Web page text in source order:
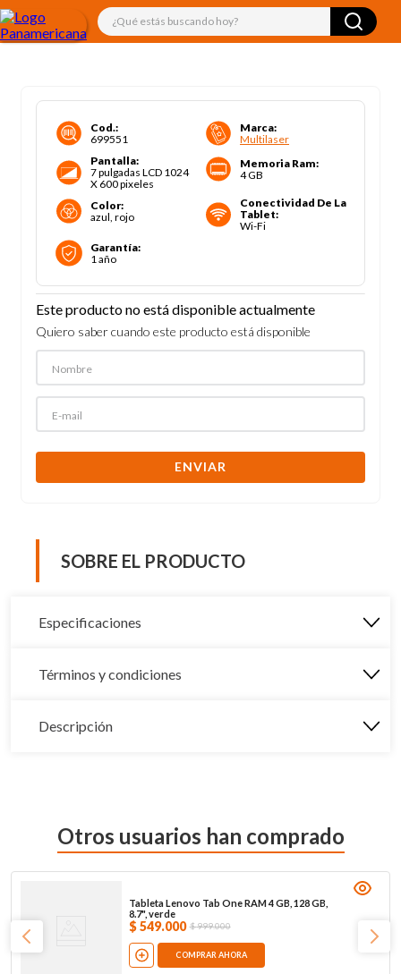
¿Qué estás buscando hoy?
Cod.:
699551
Marca:
Multilaser
Pantalla:
7 pulgadas LCD 1024
X 600 pixeles
Memoria Ram:
4 GB
Color:
azul, rojo
Conectividad De La
Tablet:
Wi-Fi
Garantía:
1 año
Este producto no está disponible actualmente
Quiero saber cuando este producto está disponible
ENVIAR
SOBRE EL PRODUCTO
Especificaciones
Términos y condiciones
Descripción
Otros usuarios han comprado
Tableta Lenovo Tab One RAM 4 GB, 128 GB,
8.7", verde
$ 549.000 $999.000
COMPRAR AHORA